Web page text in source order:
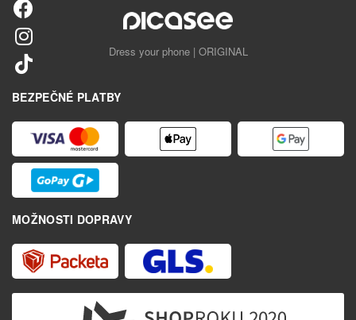
Dress your phone | ORIGINAL
BEZPEČNÉ PLATBY
MOŽNOSTI DOPRAVY